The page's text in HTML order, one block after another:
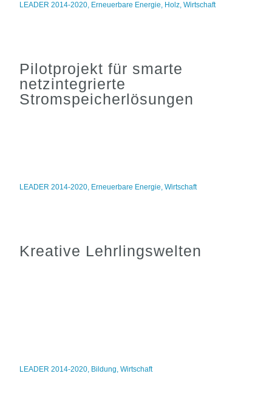
LEADER 2014-2020, Erneuerbare Energie, Holz,Wirtschaft
Pilotprojekt für smarte
netzintegrierte
Stromspeicherlösungen
LEADER 2014-2020, Erneuerbare Energie,Wirtschaft
Kreative Lehrlingswelten
LEADER 2014-2020, Bildung,Wirtschaft